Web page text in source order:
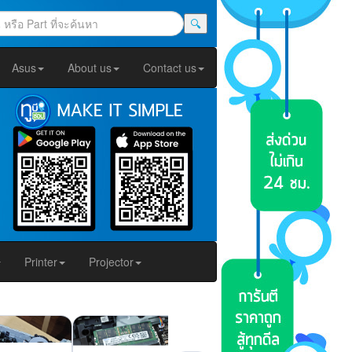
🔍
Asus About us Contact us
Printer Projector